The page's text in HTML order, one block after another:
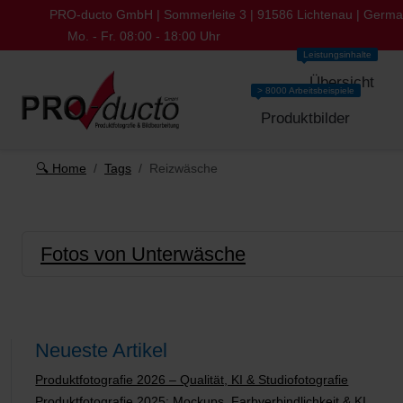
PRO-ducto GmbH | Sommerleite 3 | 91586 Lichtenau |
Mo. - Fr. 08:00 - 18:00 Uhr
Übersicht
Leistungsinhalte
Produktbilder
> 8000 Arbeitsbeispiele
🔍 Home Tags Reizwäsche
Fotos von Unterwäsche
Neueste Artikel
Produktfotografie 2026 – Qualität, KI & Studiofotografie